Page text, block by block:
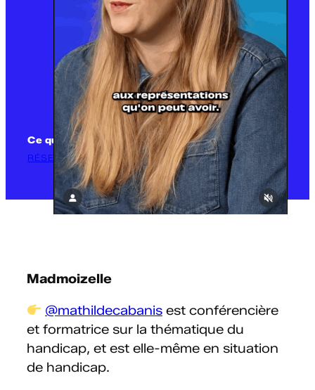
Ce qu’implique d’être un·e aidant·e familial·e
RÉSEAUX SOCIAUX
Madmoizelle
@mathildecabanis est conférencière
et formatrice sur la thématique du
handicap, et est elle-même en situation
de handicap.